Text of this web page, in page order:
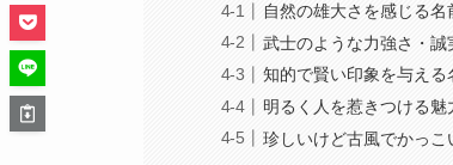
自然の雄大さを感じる名
武士のような力強さ・誠
知的で賢い印象を与える
明るく人を惹きつける魅
珍しいけど古風でかっこ